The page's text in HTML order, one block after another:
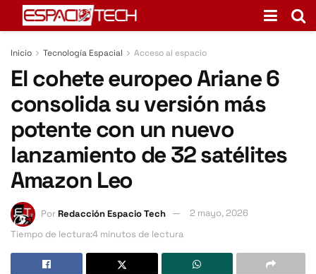
Inicio Tecnología Espacial Acceso al espacio
El cohete europeo Ariane 6
consolida su versión más
potente con un nuevo
lanzamiento de 32 satélites
Amazon Leo
PorRedacción Espacio Tech
2 mayo, 2026
Tiempo de lectura:4 minutos de lectura